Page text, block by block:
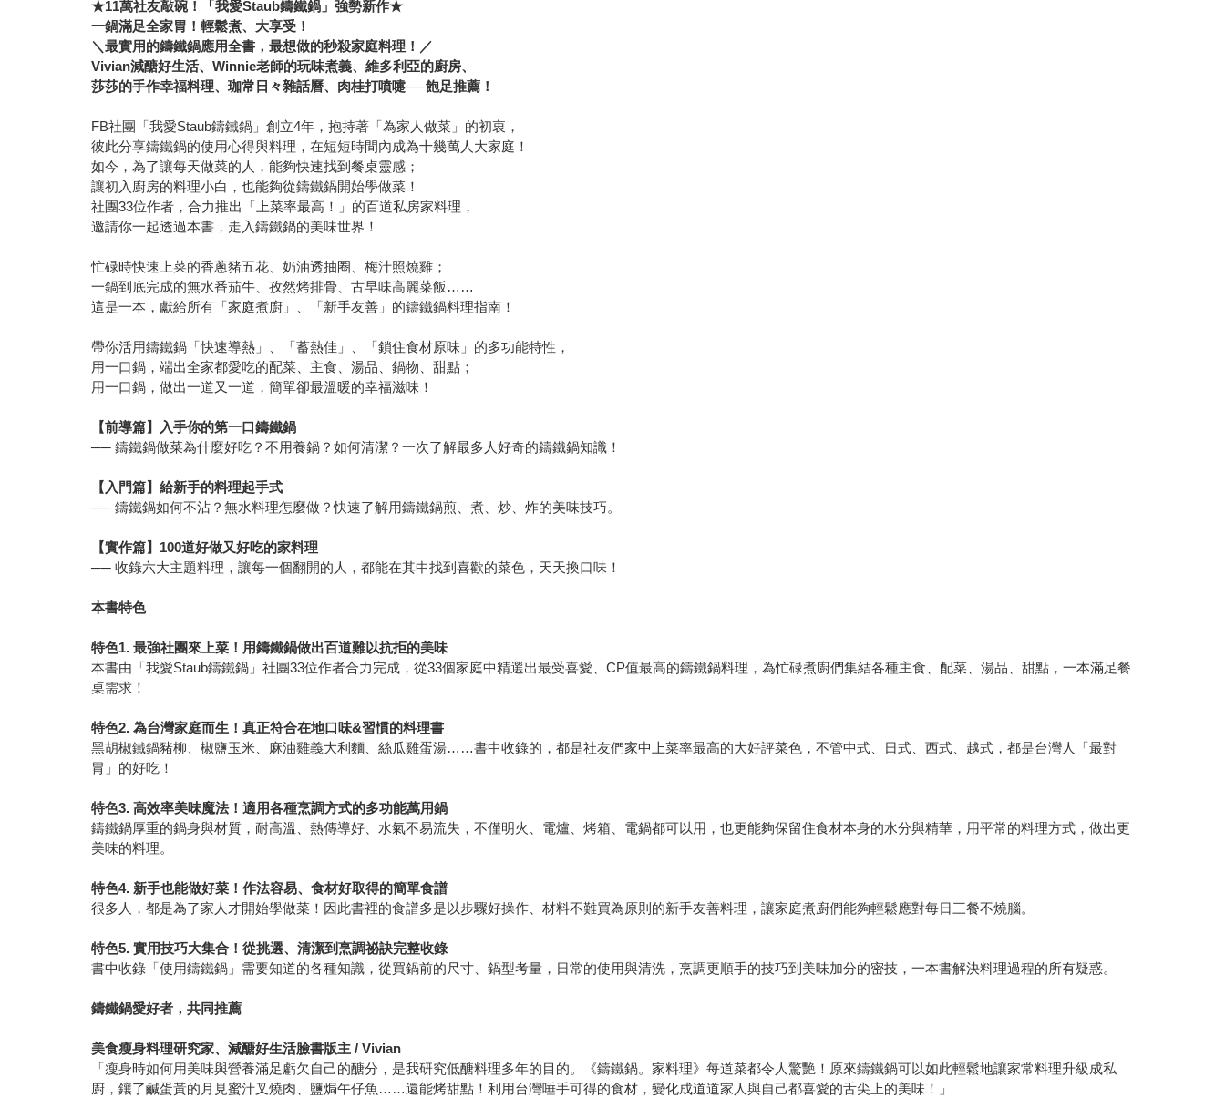
★11萬社友敲碗！「我愛Staub鑄鐵鍋」強勢新作★
一鍋滿足全家胃！輕鬆煮、大享受！
＼最實用的鑄鐵鍋應用全書，最想做的秒殺家庭料理！／
Vivian減醣好生活、Winnie老師的玩味煮義、維多利亞的廚房、
莎莎的手作幸福料理、珈常日々雜話曆、肉桂打噴嚏──飽足推薦！
FB社團「我愛Staub鑄鐵鍋」創立4年，抱持著「為家人做菜」的初衷，
彼此分享鑄鐵鍋的使用心得與料理，在短短時間內成為十幾萬人大家庭！
如今，為了讓每天做菜的人，能夠快速找到餐桌靈感；
讓初入廚房的料理小白，也能夠從鑄鐵鍋開始學做菜！
社團33位作者，合力推出「上菜率最高！」的百道私房家料理，
邀請你一起透過本書，走入鑄鐵鍋的美味世界！
忙碌時快速上菜的香蔥豬五花、奶油透抽圈、梅汁照燒雞；
一鍋到底完成的無水番茄牛、孜然烤排骨、古早味高麗菜飯……
這是一本，獻給所有「家庭煮廚」、「新手友善」的鑄鐵鍋料理指南！
帶你活用鑄鐵鍋「快速導熱」、「蓄熱佳」、「鎖住食材原味」的多功能特性，
用一口鍋，端出全家都愛吃的配菜、主食、湯品、鍋物、甜點；
用一口鍋，做出一道又一道，簡單卻最溫暖的幸福滋味！
【前導篇】入手你的第一口鑄鐵鍋
── 鑄鐵鍋做菜為什麼好吃？不用養鍋？如何清潔？一次了解最多人好奇的鑄鐵鍋知識！
【入門篇】給新手的料理起手式
── 鑄鐵鍋如何不沾？無水料理怎麼做？快速了解用鑄鐵鍋煎、煮、炒、炸的美味技巧。
【實作篇】100道好做又好吃的家料理
── 收錄六大主題料理，讓每一個翻開的人，都能在其中找到喜歡的菜色，天天換口味！
本書特色
特色1. 最強社團來上菜！用鑄鐵鍋做出百道難以抗拒的美味
本書由「我愛Staub鑄鐵鍋」社團33位作者合力完成，從33個家庭中精選出最受喜愛、CP值最高的鑄鐵鍋料理，為忙碌煮廚們集結各種主食、配菜、湯品、甜點，一本滿足餐
桌需求！
特色2. 為台灣家庭而生！真正符合在地口味&習慣的料理書
黑胡椒鐵鍋豬柳、椒鹽玉米、麻油雞義大利麵、絲瓜雞蛋湯……書中收錄的，都是社友們家中上菜率最高的大好評菜色，不管中式、日式、西式、越式，都是台灣人「最對
胃」的好吃！
特色3. 高效率美味魔法！適用各種烹調方式的多功能萬用鍋
鑄鐵鍋厚重的鍋身與材質，耐高溫、熱傳導好、水氣不易流失，不僅明火、電爐、烤箱、電鍋都可以用，也更能夠保留住食材本身的水分與精華，用平常的料理方式，做出更
美味的料理。
特色4. 新手也能做好菜！作法容易、食材好取得的簡單食譜
很多人，都是為了家人才開始學做菜！因此書裡的食譜多是以步驟好操作、材料不難買為原則的新手友善料理，讓家庭煮廚們能夠輕鬆應對每日三餐不燒腦。
特色5. 實用技巧大集合！從挑選、清潔到烹調祕訣完整收錄
書中收錄「使用鑄鐵鍋」需要知道的各種知識，從買鍋前的尺寸、鍋型考量，日常的使用與清洗，烹調更順手的技巧到美味加分的密技，一本書解決料理過程的所有疑惑。
鑄鐵鍋愛好者，共同推薦
美食瘦身料理研究家、減醣好生活臉書版主 / Vivian
「瘦身時如何用美味與營養滿足虧欠自己的醣分，是我研究低醣料理多年的目的。《鑄鐵鍋。家料理》每道菜都令人驚艷！原來鑄鐵鍋可以如此輕鬆地讓家常料理升級成私
廚，鑲了鹹蛋黃的月見蜜汁叉燒肉、鹽焗午仔魚……還能烤甜點！利用台灣唾手可得的食材，變化成道道家人與自己都喜愛的舌尖上的美味！」